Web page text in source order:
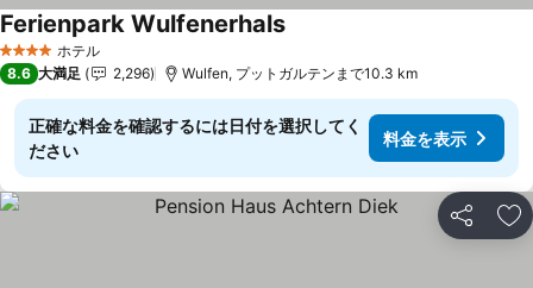
4 ホテルのランク
ホテル
Ferienpark Wulfenerhals料金を表示
8.6 大満足 2,296 Wulfen, プットガルテンまで10.3 km
正確な料金を確認するには日付を選択してく
ださい
料金を表示
シェア お